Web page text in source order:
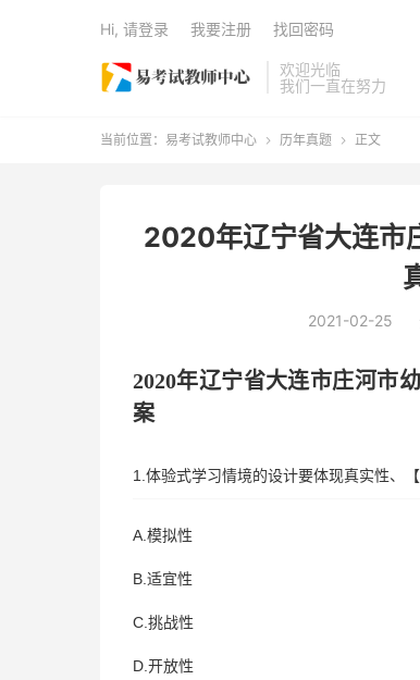
欢迎光临
我们一直在努力
Hi, 请登录 我要注册 找回密码
当前位置： 易考试教师中心  历年真题  正文
2020年辽宁省大连市
2021-02-25
2020年辽宁省大连市庄河市
案
1.体验式学习情境的设计要体现真实性、【
A.模拟性
B.适宜性
C.挑战性
D.开放性